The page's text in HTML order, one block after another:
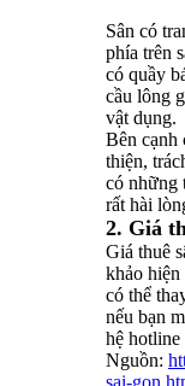
Sân có
phía trên
có quầy
cầu lông
vật dụng.
Bên cạnh
thiện,
có những
rất hài
2. Giá
Giá thuê
khảo
có thể
nếu bạn
hệ hotline
Nguồn:
sai-